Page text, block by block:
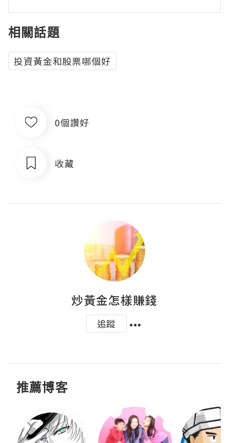
相關話題
投資黃金和股票哪個好
0個讚好
收藏
炒黃金怎樣賺錢
追蹤
推薦博客